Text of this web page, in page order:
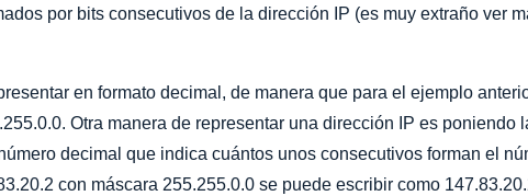
por bits consecutivos de la dirección IP (es muy extraño ver
en formato decimal, de manera que para el ejemplo
Otra manera de representar una dirección IP es poniendo
decimal que indica cuántos unos consecutivos forman el
con máscara 255.255.0.0 se puede escribir como